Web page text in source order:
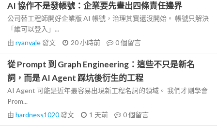
AI 協作不是發帳號：企業要先畫出四條責任邊界
公司替工程師開好企業版 AI 帳號，治理其實還沒開始。 帳號只解決
「誰可以登入」...
由 ryanvale發文 20 小時前 0個留言
從 Prompt 到 Graph Engineering：這些不只是新名
詞，而是 AI Agent 踩坑後衍生的工程
AI Agent 可能是近年最容易出現新工程名詞的領域。 我們才剛學會
Prom...
由 hardness1020發文 1 天前 0個留言